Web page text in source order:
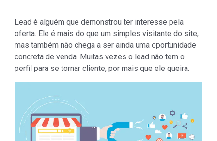
Lead é alguém que demonstrou ter interesse pela
oferta. Ele é mais do que um simples visitante do site,
mas também não chega a ser ainda uma oportunidade
concreta de venda. Muitas vezes o lead não tem o
perfil para se tornar cliente, por mais que ele queira.